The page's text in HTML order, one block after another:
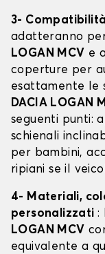
3-
adatteranno
LOGAN MCV e
coperture per
esattamente le
DACIA LOGAN
seguenti punti:
schienali
per bambini,
ripiani se il
4- Materiali,
personalizzati:
LOGAN MCV
equivalente a